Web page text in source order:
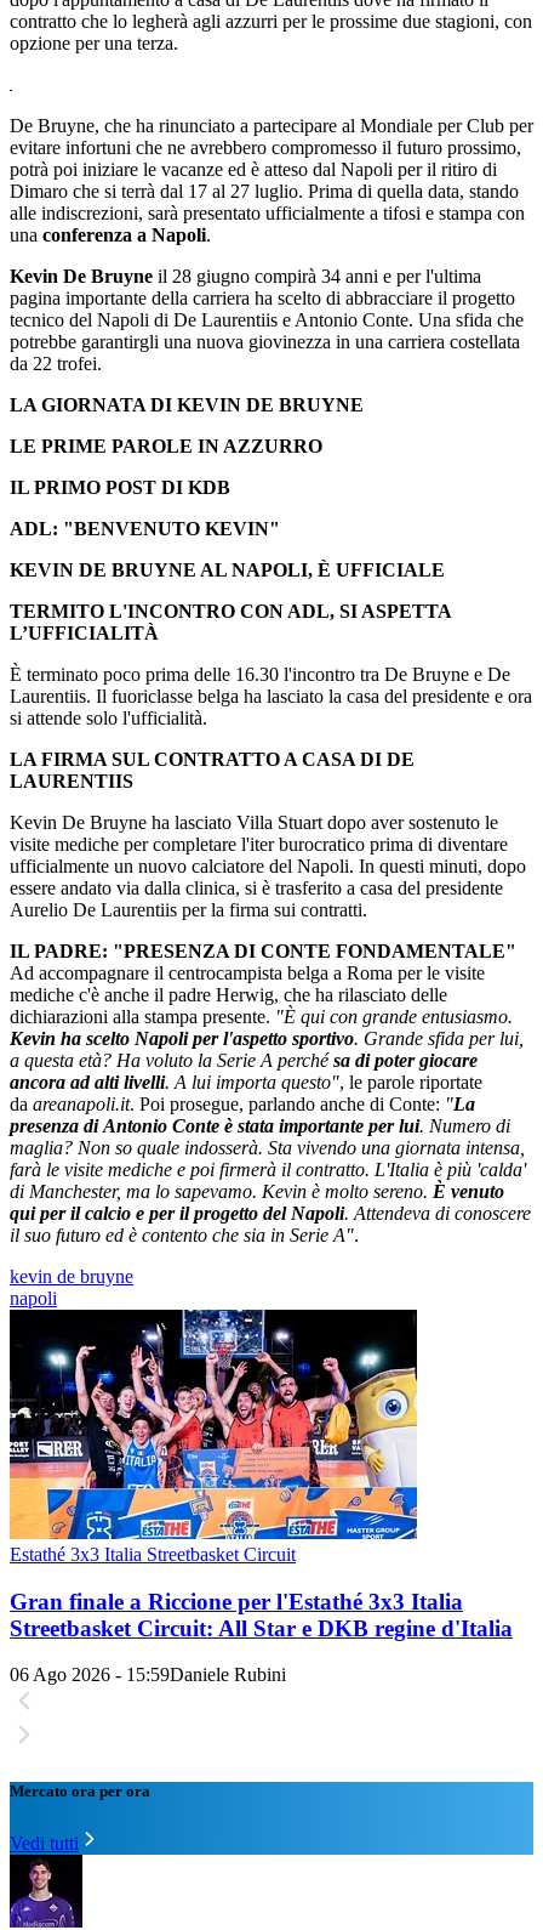
contratto che lo legherà agli azzurri per le prossime due stagioni, con
opzione per una terza.
De Bruyne, che ha rinunciato a partecipare al Mondiale per Club per
evitare infortuni che ne avrebbero compromesso il futuro prossimo,
potrà poi iniziare le vacanze ed è atteso dal Napoli per il ritiro di
Dimaro che si terrà dal 17 al 27 luglio. Prima di quella data, stando
alle indiscrezioni, sarà presentato ufficialmente a tifosi e stampa con
una conferenza a Napoli.
Kevin De Bruyne il 28 giugno compirà 34 anni e per l'ultima
pagina importante della carriera ha scelto di abbracciare il progetto
tecnico del Napoli di De Laurentiis e Antonio Conte. Una sfida che
potrebbe garantirgli una nuova giovinezza in una carriera costellata
da 22 trofei.
LA GIORNATA DI KEVIN DE BRUYNE
LE PRIME PAROLE IN AZZURRO
IL PRIMO POST DI KDB
ADL: "BENVENUTO KEVIN"
KEVIN DE BRUYNE AL NAPOLI, È UFFICIALE
TERMITO L'INCONTRO CON ADL, SI ASPETTA
L’UFFICIALITÀ
È terminato poco prima delle 16.30 l'incontro tra De Bruyne e De
Laurentiis. Il fuoriclasse belga ha lasciato la casa del presidente e ora
si attende solo l'ufficialità.
LA FIRMA SUL CONTRATTO A CASA DI DE
LAURENTIIS
Kevin De Bruyne ha lasciato Villa Stuart dopo aver sostenuto le
visite mediche per completare l'iter burocratico prima di diventare
ufficialmente un nuovo calciatore del Napoli. In questi minuti, dopo
essere andato via dalla clinica, si è trasferito a casa del presidente
Aurelio De Laurentiis per la firma sui contratti.
IL PADRE: "PRESENZA DI CONTE FONDAMENTALE"
Ad accompagnare il centrocampista belga a Roma per le visite
mediche c'è anche il padre Herwig, che ha rilasciato delle
dichiarazioni alla stampa presente. "È qui con grande entusiasmo.
Kevin ha scelto Napoli per l'aspetto sportivo. Grande sfida per lui,
a questa età? Ha voluto la Serie A perchésa di poter giocare
ancora ad alti livelli. A lui importa questo", le parole riportate
da areanapoli.it. Poi prosegue, parlando anche di Conte: "La
presenza di Antonio Conte è stata importante per lui. Numero di
maglia? Non so quale indosserà. Sta vivendo una giornata intensa,
farà le visite mediche e poi firmerà il contratto. L'Italia è più 'calda'
di Manchester, ma lo sapevamo. Kevin è molto sereno. È venuto
qui per il calcio e per il progetto del Napoli. Attendeva di conoscere
il suo futuro ed è contento che sia in Serie A".
kevin de bruyne
napoli
Estathé 3x3 Italia Streetbasket Circuit
Gran finale a Riccione per l'Estathé 3x3 Italia
Streetbasket Circuit: All Star e DKB regine d'Italia
06 Ago 2026 - 15:59Daniele Rubini
Mercato ora per ora
Vedi tutti